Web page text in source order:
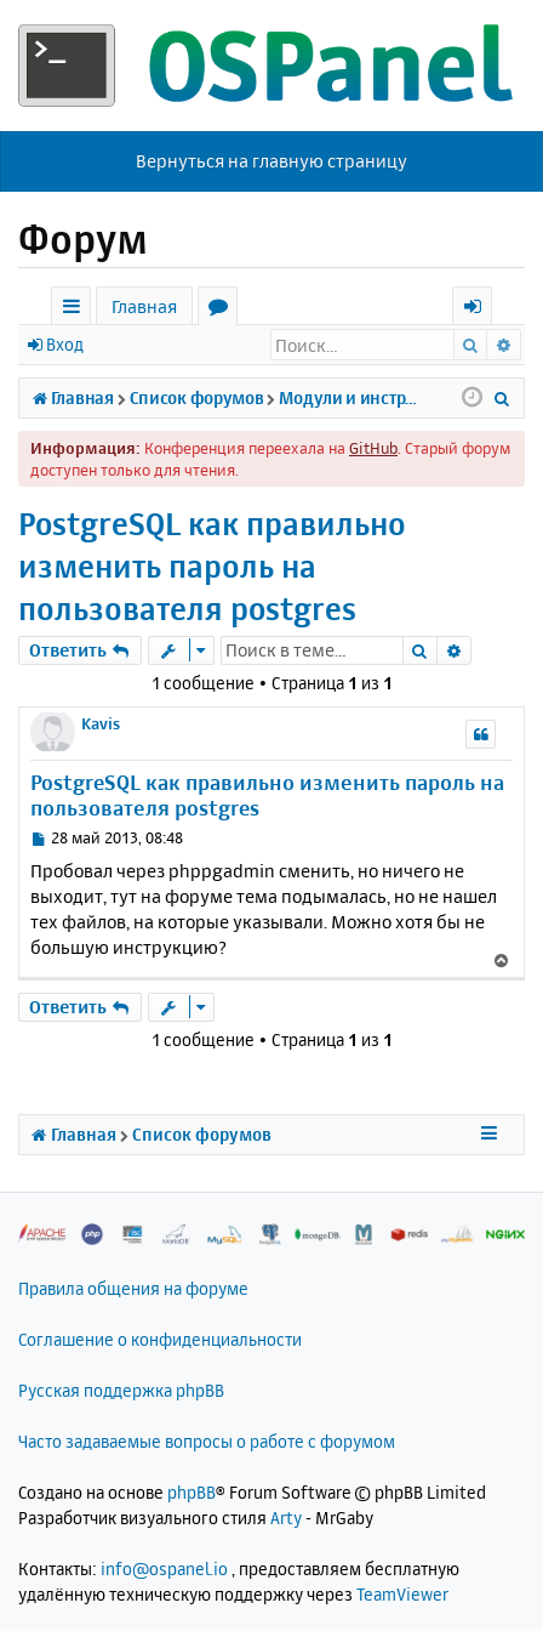
Вернуться на главную страницу
Форум
с
ы
л
к
Главная
р
у
м
х
о
д
Вход Поиск
Главная Список форумов Модули и инструменты
Информация: Конференция переехала на GitHub . Старый форум
доступен только для чтения.
PostgreSQL как правильно
изменить пароль на
пользователя postgres
Ответить Поиск
1 сообщение • Страница 1 из 1
Kavis
PostgreSQL как правильно изменить пароль на
пользователя postgres
С
о
б
щ
е
и
е
28 май 2013, 08:48
Пробовал через phppgadmin сменить, но ничего не
выходит, тут на форуме тема подымалась, но не нашел
тех файлов, на которые указывали. Можно хотя бы не
большую инструкцию?
е
с
н
ч
Ответить
1 сообщение • Страница 1 из 1
Главная Список форумов
Правила общения на форуме
Соглашение о конфиденциальности
Русская поддержка phpBB
Часто задаваемые вопросы о работе с форумом
Создано на основе phpBB® Forum Software © phpBB Limited
Разработчик визуального стиля Arty- MrGaby
Контакты: info@ospanel.io , предоставляем бесплатную
удалённую техническую поддержку через TeamViewer